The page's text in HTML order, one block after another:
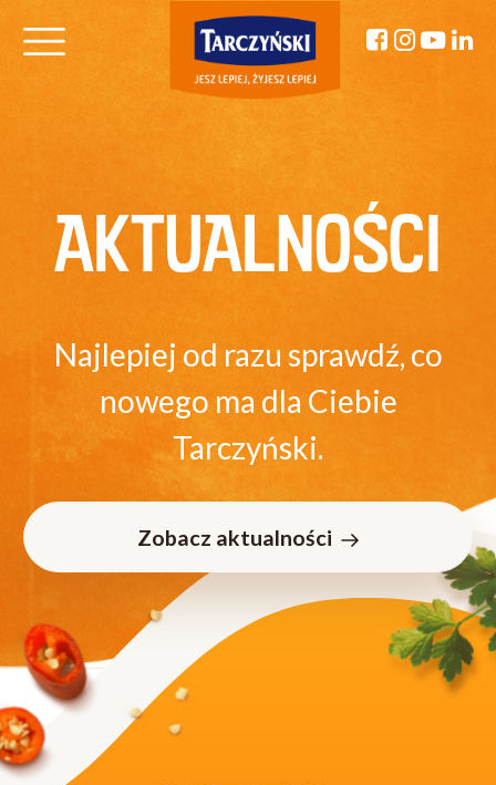
AKTUALNOŚCI
Najlepiej od razu sprawdź, co
nowego ma dla Ciebie
Tarczyński.
Zobacz aktualności